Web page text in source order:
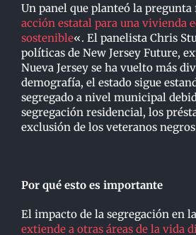
Un panel que planteó la pregunta
acción estatal para una vivienda
sostenible«. El panelista Chris
políticas de New Jersey Future,
Nueva Jersey se ha vuelto más
demografía, el estado sigue
segregado a nivel municipal
segregación residencial, los
exclusión de los veteranos
Por qué esto es importante
El impacto de la segregación en
extiende a otras áreas de la vida